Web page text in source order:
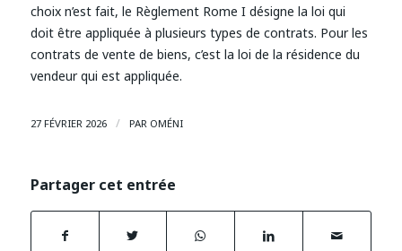
choix n’est fait, le Règlement Rome I désigne la loi qui
doit être appliquée à plusieurs types de contrats. Pour les
contrats de vente de biens, c’est la loi de la résidence du
vendeur qui est appliquée.
27 FÉVRIER 2026 / PAR OMÉNI
Partager cet entrée